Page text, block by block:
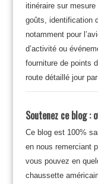
itinéraire sur
goûts, identification
notamment pour
d’activité ou
fourniture de points
route détaillé jour
Soutenez ce blog :
Ce blog est 100%
en nous remerciant
vous pouvez en
chaussette